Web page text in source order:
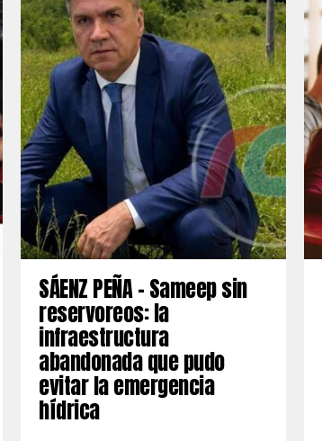
SÁENZ PEÑA – Sameep sin
reservoreos: la
infraestructura
abandonada que pudo
evitar la emergencia
hídrica